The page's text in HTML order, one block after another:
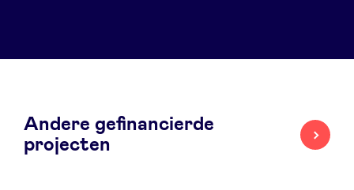
en
Andere gefinancierde
projecten